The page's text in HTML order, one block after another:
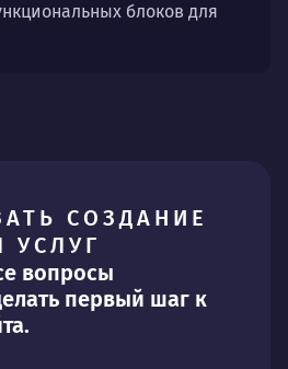
блоков для
СОЗДАНИЕ
УСЛУГ
вопросы
первый шаг к